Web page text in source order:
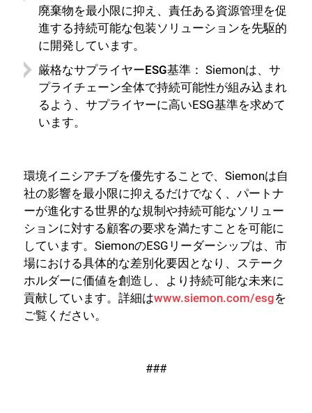
廃棄物を最小限に抑え、責任ある資源管理を促
進する持続可能な包装ソリューションを先駆的
に開発しています。
厳格なサプライヤーESG基準： Siemonは、サ
プライチェーン全体で持続可能性が組み込まれ
るよう、サプライヤーに高いESG基準を求めて
います。
環境イニシアチブを優先することで、Siemonは自
社の影響を最小限に抑えるだけでなく、パートナ
ーが進化する世界的な規制や持続可能なソリュー
ションに対する顧客の要求を満たすことを可能に
しています。SiemonのESGリーダーシップは、市
場における具体的な差別化要因となり、ステーク
ホルダーに価値を創造し、より持続可能な未来に
貢献しています。詳細はwww.siemon.com/esgを
ご覧ください。
###
閉じる